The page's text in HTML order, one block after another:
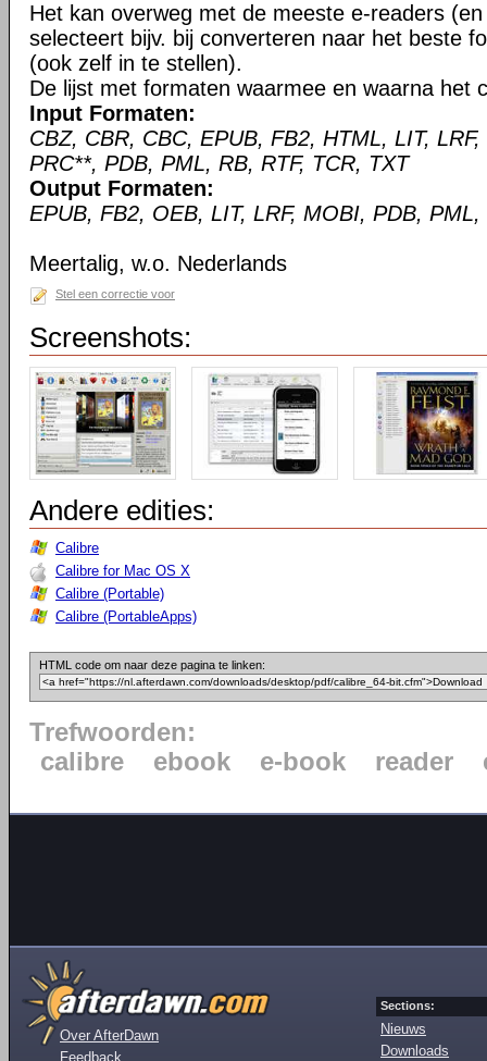
Het kan overweg met de meeste e-readers
selecteert bijv. bij converteren naar het beste
(ook zelf in te stellen).
De lijst met formaten waarmee en waarna het
Input Formaten:
CBZ, CBR, CBC, EPUB, FB2, HTML, LIT,
PRC**, PDB, PML, RB, RTF, TCR, TXT
Output Formaten:
EPUB, FB2, OEB, LIT, LRF, MOBI, PDB,
Meertalig, w.o. Nederlands
Stel een correctie voor
Screenshots:
Andere edities:
Calibre
Calibre for Mac OS X
Calibre (Portable)
Calibre (PortableApps)
HTML code om naar deze pagina te linken:
Trefwoorden:
calibre
ebook e-book reader
Over AfterDawn
Feedback
Sections:
Nieuws
Downloads